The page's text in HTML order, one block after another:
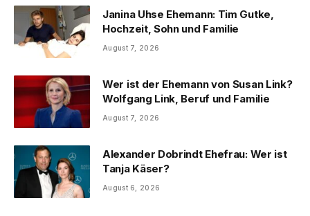
Janina Uhse Ehemann: Tim Gutke,
Hochzeit, Sohn und Familie
August 7, 2026
Wer ist der Ehemann von Susan Link?
Wolfgang Link, Beruf und Familie
August 7, 2026
Alexander Dobrindt Ehefrau: Wer ist
Tanja Käser?
August 6, 2026